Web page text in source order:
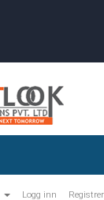
Logg inn Registrer